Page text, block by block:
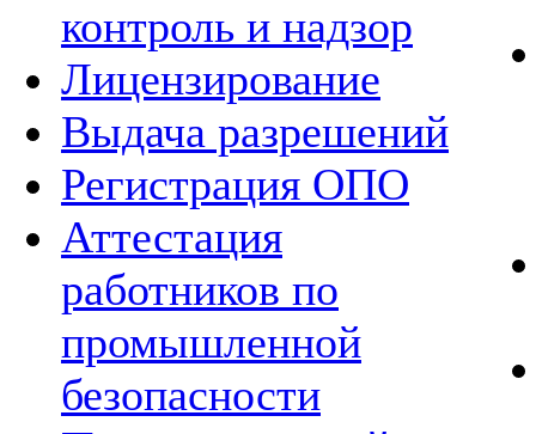
контроль и надзор
Лицензирование
Выдача разрешений
Регистрация ОПО
Аттестация
работников по
промышленной
безопасности